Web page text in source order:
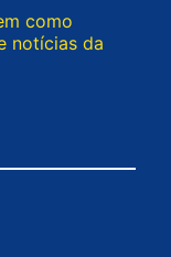
como
notícias da